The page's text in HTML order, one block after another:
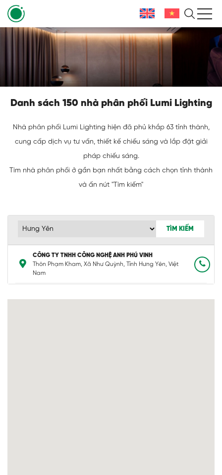
Danh sách 150 nhà phân phối Lumi Lighting
Nhà phân phối Lumi Lighting hiện đã phủ khắp 63 tỉnh thành,
cung cấp dịch vụ tư vấn, thiết kế chiếu sáng và lắp đặt giải
pháp chiếu sáng.
Tìm nhà phân phối ở gần bạn nhất bằng cách chọn tỉnh thành
và ấn nút "Tìm kiếm"
TÌM KIẾM
CÔNG TY TNHH CÔNG NGHỆ ANH PHÚ VINH
Thôn Phạm Kham, Xã Như Quỳnh, Tỉnh Hưng Yên, Việt
Nam